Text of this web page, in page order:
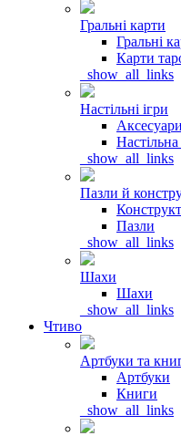
Гральні карти
Гральні
Карти
_show_all_links
Настільні ігри
Настільна
_show_all_links
Пазли й
Пазли
_show_all_links
Шахи
Шахи
_show_all_links
Чтиво
Артбуки та
Артбуки
Книги
_show_all_links